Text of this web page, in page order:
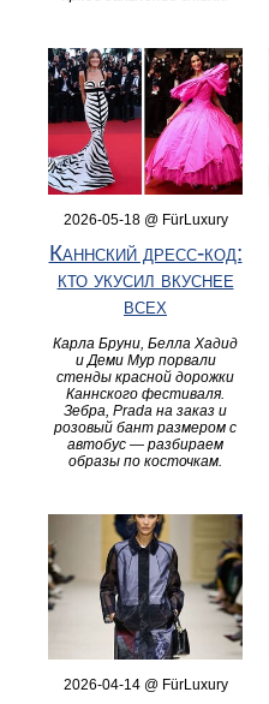
2026-05-18 @ FürLuxury
Каннский дресс-код:
кто укусил вкуснее
всех
Карла Бруни, Белла Хадид
и Деми Мур порвали
стенды красной дорожки
Каннского фестиваля.
Зебра, Prada на заказ и
розовый бант размером с
автобус — разбираем
образы по косточкам.
2026-04-14 @ FürLuxury